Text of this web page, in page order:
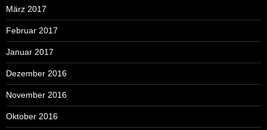
März 2017
Februar 2017
Januar 2017
Dezember 2016
November 2016
Oktober 2016